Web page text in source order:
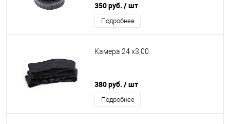
350 руб. / шт
Подробнее
Камера 24 х3,00
380 руб. / шт
Подробнее